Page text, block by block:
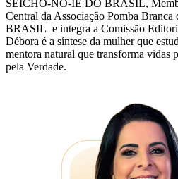
SEICHO-NO-IE DO BRASIL,
Central da Associação Pomba
BRASIL e integra a Comissão
Débora é a síntese da mulher que
mentora natural que transforma vidas
pela Verdade.